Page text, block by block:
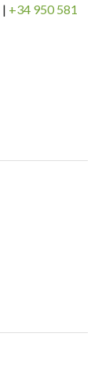
| +34 950 581